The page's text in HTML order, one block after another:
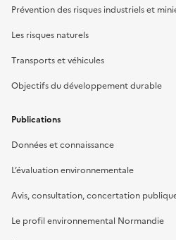
Prévention des risques industriels et
Les risques naturels
Transports et véhicules
Objectifs du développement durable
Publications
Données et connaissance
L’évaluation environnementale
Avis, consultation, concertation
Le profil environnemental Normandie